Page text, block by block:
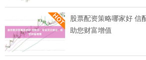
股票配资策略哪家好 信
助您财富增值